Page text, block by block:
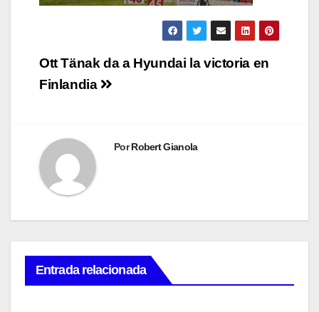
Navegación
de
Ott Tänak da a Hyundai la victoria en
Finlandia
PorRobert Gianola
Entrada relacionada